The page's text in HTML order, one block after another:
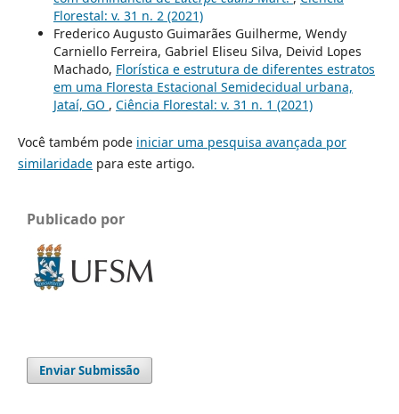
Florestal: v. 31 n. 2 (2021)
Frederico Augusto Guimarães Guilherme, Wendy
Carniello Ferreira, Gabriel Eliseu Silva, Deivid Lopes
Machado, Florística e estrutura de diferentes estratos
em uma Floresta Estacional Semidecidual urbana,
Jataí, GO , Ciência Florestal: v. 31 n. 1 (2021)
Você também pode iniciar uma pesquisa avançada por
similaridadepara este artigo.
Publicado por
Enviar Submissão